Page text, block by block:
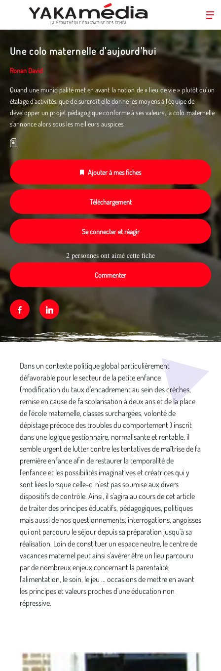
principal
LA MÉDIATHÈQUE ÉDUC’ACTIVE DES CEMÉA
Une colo maternelle d'aujourd'hui
Ronan David
Quand une municipalité met en avant la notion de « lieu de vie » plutôt qu’un
étalage d’activités, que de surcroît elle donne les moyens à l’équipe de
développer un projet pédagogique conforme à ses valeurs, la colo maternelle
s’annonce alors sous les meilleurs auspices.
Ajouter à mes fiches
Téléchargement
Se connecter et réagir
2 personnes ont aimé cette fiche
Commenter
FacebookLinkedin
Dans un contexte politique global particu­lièrement
défavorable pour le secteur de la petite enfance
(modification du taux d'encadrement au sein des crèches,
remise en cause de fa scolarisation à deux ans et de la place
de l'école maternelle, classes surchargées, volonté de
dépistage précoce des troubles du comportement ) inscrit
dans une logique gestionnaire, nor­malisante et rentable, il
semble urgent de lutter contre les tentatives de maîtrise de fa
première enfance afin de restaurer la temporalité de
l'enfance et les possibilités imaginatives et créatrices qui y
sont liées lorsque celle-ci n'est pas soumise aux divers
dispositifs de contrôle. Ainsi, il s'agira au cours de cet article
de traiter des principes éducatifs, pédagogiques, politiques
mais aussi de nos questionne­ments, interrogations, angoisses
qui ont parcouru le séjour depuis sa préparation jusqu'à sa
réalisation. Loin de constituer un espace neutre, le centre de
vacances maternel peut ainsi s'avérer être un lieu parcouru
par de nombreux enjeux concernant la parentalité,
l'alimentation, le soin, le jeu ... occasions de mettre en avant
les principes et valeurs proches d'une éducation non
répressive.